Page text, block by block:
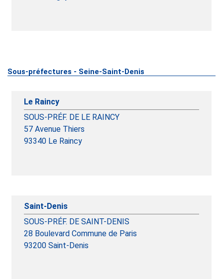
Sous-préfectures - Seine-Saint-Denis
Le Raincy
SOUS-PRÉF. DE LE RAINCY
57 Avenue Thiers
93340 Le Raincy
Saint-Denis
SOUS-PRÉF. DE SAINT-DENIS
28 Boulevard Commune de Paris
93200 Saint-Denis